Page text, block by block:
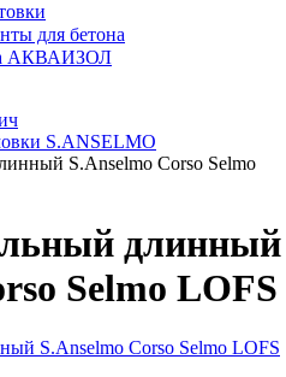
для бетона
АКВАИЗОЛ
S.ANSELMO
S.Anselmo Corso Selmo
длинный
Selmo LOFS